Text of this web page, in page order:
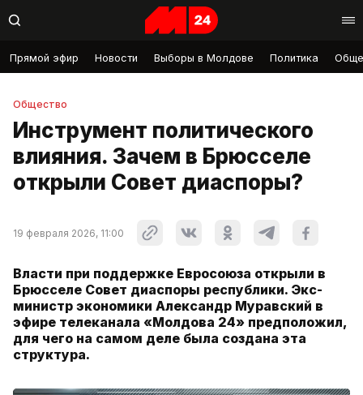
Прямой эфир Новости Выборы в Молдове Политика
Общество
Инструмент политического
влияния. Зачем в Брюсселе
открыли Совет диаспоры?
19 февраля 2026, 11:00
Власти при поддержке Евросоюза открыли в
Брюсселе Совет диаспоры республики. Экс-
министр экономики Александр Муравский в
эфире телеканала «Молдова 24» предположил,
для чего на самом деле была создана эта
структура.